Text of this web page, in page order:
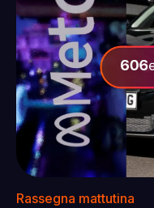
Rassegna mattutina